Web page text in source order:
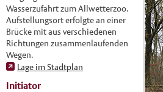
Wasserzufahrt zum Allwetterzoo.
Aufstellungsort erfolgte an einer
Brücke mit aus verschiedenen
Richtungen zusammenlaufenden
Wegen.
Lage im Stadtplan
Initiator